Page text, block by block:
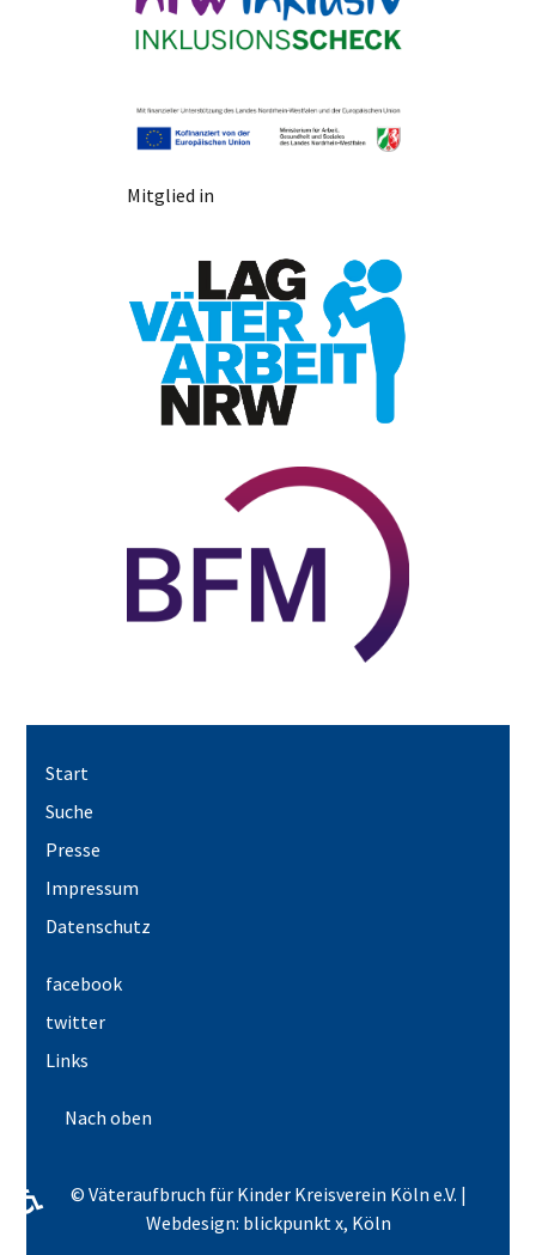
Mitglied in
Start
Suche
Presse
Impressum
Datenschutz
facebook
twitter
Links
Nach oben
© Väteraufbruch für Kinder Kreisverein Köln e.V. |
Webdesign: blickpunkt x, Köln